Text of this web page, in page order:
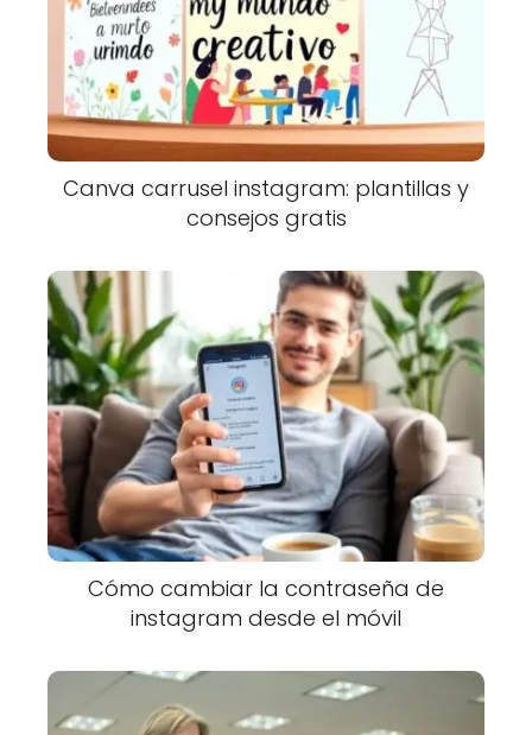
Canva carrusel instagram: plantillas y
consejos gratis
Cómo cambiar la contraseña de
instagram desde el móvil